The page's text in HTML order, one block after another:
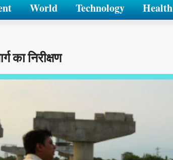
World Technology Health
का निरीक्षण